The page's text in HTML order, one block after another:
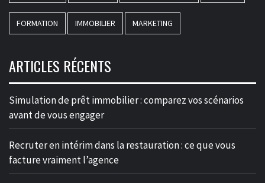
FORMATION IMMOBILIER MARKETING
ARTICLES RÉCENTS
Simulation de prêt immobilier : comparez vos scénarios
avant de vous engager
Recruter en intérim dans la restauration : ce que vous
facture vraiment l’agence